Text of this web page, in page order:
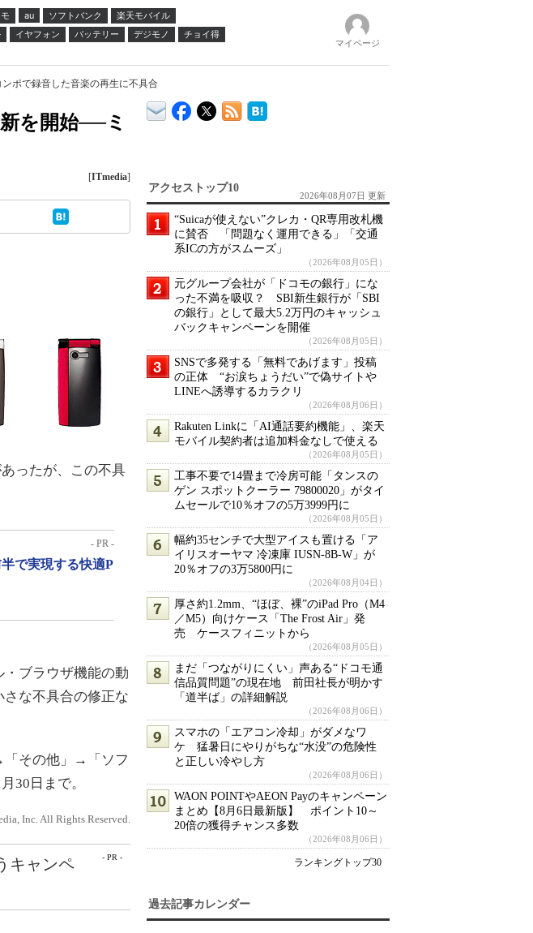
au ソフトバンク
楽天モバイル
イヤフォン バッテリー デジモノ
チョイ得
マイページ
ポで録音した音楽の再生に不具合
を開始──ミ
[ITmedia]
ったが、この不具
- PR -
で実現する快適P
ブラウザ機能の動
な不具合の修正な
その他」→「ソフ
30日まで。
Inc. All Rights Reserved.
- PR -
キャンペ
アクセストップ10
2026年08月07日 更新
“Suicaが使えない”クレカ・QR専用改札機
に賛否 「問題なく運用できる」「交通
系ICの方がスムーズ」
（2026年08月05日）
元グループ会社が「ドコモの銀行」にな
った不満を吸収？ SBI新生銀行が「SBI
の銀行」として最大5.2万円のキャッシュ
バックキャンペーンを開催
（2026年08月05日）
SNSで多発する「無料であげます」投稿
の正体 “お涙ちょうだい”で偽サイトや
LINEへ誘導するカラクリ
（2026年08月06日）
Rakuten Linkに「AI通話要約機能」、楽天
モバイル契約者は追加料金なしで使える
（2026年08月05日）
工事不要で14畳まで冷房可能「タンスの
ゲン スポットクーラー 79800020」がタイ
ムセールで10％オフの5万3999円に
（2026年08月05日）
幅約35センチで大型アイスも置ける「ア
イリスオーヤマ 冷凍庫 IUSN-8B-W」が
20％オフの3万5800円に
（2026年08月04日）
厚さ約1.2mm、“ほぼ、裸”のiPad Pro（M4
／M5）向けケース「The Frost Air」発
売 ケースフィニットから
（2026年08月05日）
まだ「つながりにくい」声ある“ドコモ通
信品質問題”の現在地 前田社長が明かす
「道半ば」の詳細解説
（2026年08月06日）
スマホの「エアコン冷却」がダメなワ
ケ 猛暑日にやりがちな“水没”の危険性
と正しい冷やし方
（2026年08月06日）
WAON POINTやAEON Payのキャンペーン
まとめ【8月6日最新版】 ポイント10～
20倍の獲得チャンス多数
（2026年08月06日）
ランキングトップ30
過去記事カレンダー